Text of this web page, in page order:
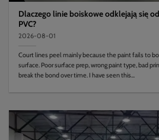
Dlaczego linie boiskowe odklejają się
PVC?
2026-08-01
Court lines peel mainly because the paint fails to
surface. Poor surface prep, wrong paint type, bad
break the bond over time. I have seen this...